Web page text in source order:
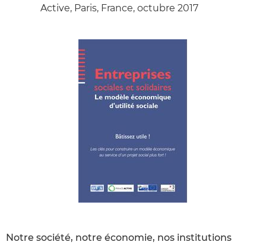
Active, Paris, France, octubre 2017
Notre société, notre économie, nos institutions